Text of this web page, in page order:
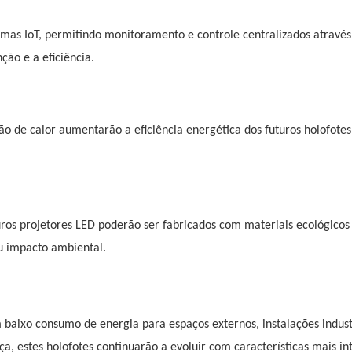
IoT, permitindo monitoramento e controle centralizados
e a eficiência.
de calor aumentarão a eficiência energética dos futuros holofotes
projetores LED poderão ser fabricados com materiais ecológicos
impacto ambiental.
consumo de energia para espaços externos, instalações
estes holofotes continuarão a evoluir com características mais